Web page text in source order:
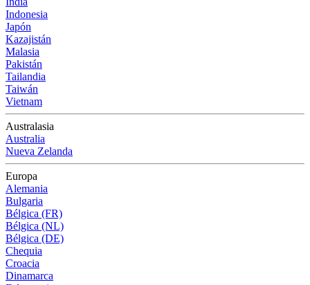
Indonesia
Japón
Kazajistán
Malasia
Pakistán
Tailandia
Taiwán
Vietnam
Australasia
Australia
Nueva Zelanda
Europa
Alemania
Bulgaria
Bélgica (FR)
Bélgica (NL)
Bélgica (DE)
Chequia
Croacia
Dinamarca